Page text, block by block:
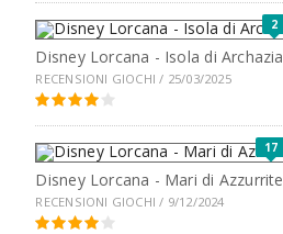
2
Disney Lorcana - Isola di Archazia
RECENSIONI GIOCHI / 25/03/2025
17
Disney Lorcana - Mari di Azzurrite
RECENSIONI GIOCHI / 9/12/2024